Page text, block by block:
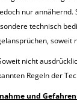
nur annähernd.
technisch
soweit
nicht
Regeln der
und